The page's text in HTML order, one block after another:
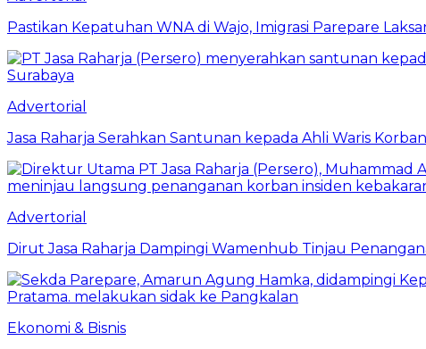
Pastikan Kepatuhan WNA di Wajo, Imigrasi Parepare
Advertorial
Jasa Raharja Serahkan Santunan kepada Ahli Waris
Advertorial
Dirut Jasa Raharja Dampingi Wamenhub Tinjau
Ekonomi & Bisnis